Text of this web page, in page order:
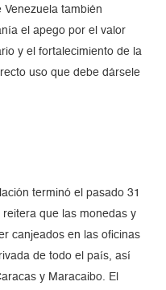
Venezuela también
el apego por el valor
y el fortalecimiento de la
uso que debe dársele
terminó el pasado 31
que las monedas y
canjeados en las oficinas
de todo el país, así
y Maracaibo. El